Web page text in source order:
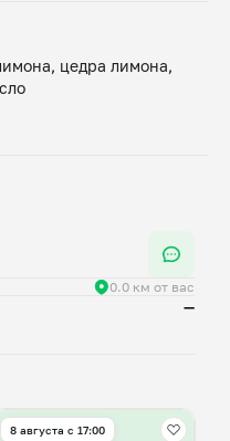
цедра лимона,
0.0 км от вас
—
8 августа с 17:00